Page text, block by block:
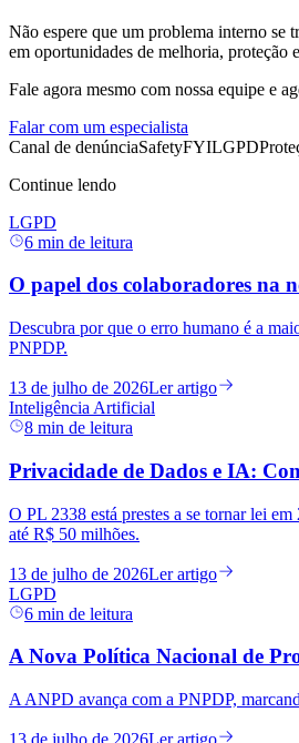
Não espere que um problema interno se
em oportunidades de melhoria, proteção
Fale agora mesmo com nossa equipe e
Falar com um especialista
Canal de denúnciaSafetyFYILGPD
Continue lendo
LGPD
6 min de leitura
O papel dos colaboradores na
Descubra por que o erro humano é a
PNPDP.
13 de julho de 2026Ler artigo
Inteligência Artificial
8 min de leitura
Privacidade de Dados e IA:
O PL 2338 está prestes a se tornar lei
até R$ 50 milhões.
13 de julho de 2026Ler artigo
LGPD
6 min de leitura
A Nova Política Nacional de
A ANPD avança com a PNPDP,
13 de julho de 2026Ler artigo